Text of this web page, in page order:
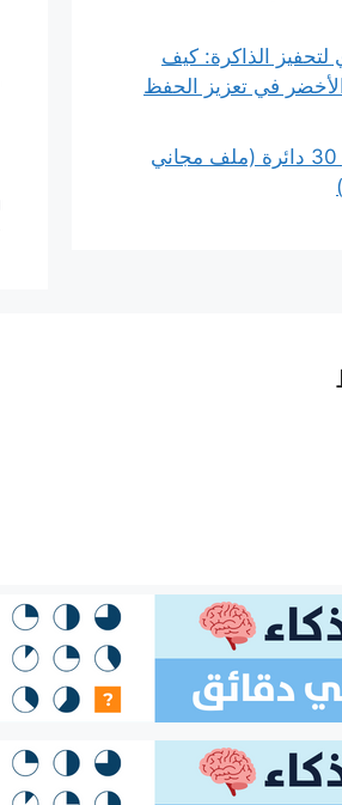
لتحفيز الذاكرة: كيف
في تعزيز الحفظ
تمرين وتحدّي 30 دائرة (ملف مجاني